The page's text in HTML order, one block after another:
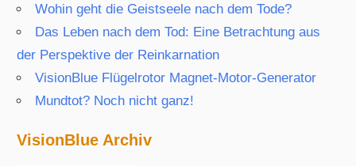
Wohin geht die Geistseele nach dem Tode?
Das Leben nach dem Tod: Eine Betrachtung aus
der Perspektive der Reinkarnation
VisionBlue Flügelrotor Magnet-Motor-Generator
Mundtot? Noch nicht ganz!
VisionBlue Archiv